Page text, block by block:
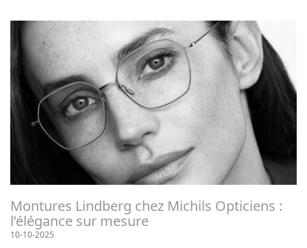
Montures Lindberg chez Michils Opticiens :
l’élégance sur mesure
10-10-2025